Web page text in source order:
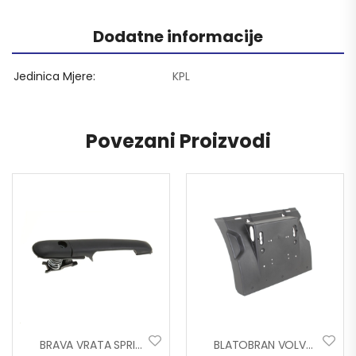
Dodatne informacije
Jedinica Mjere KPL
Povezani Proizvodi
BRAVA VRATA SPRINTER BLATOBRAN VOLVO FH3 NAZ. PRED. DIO L+D